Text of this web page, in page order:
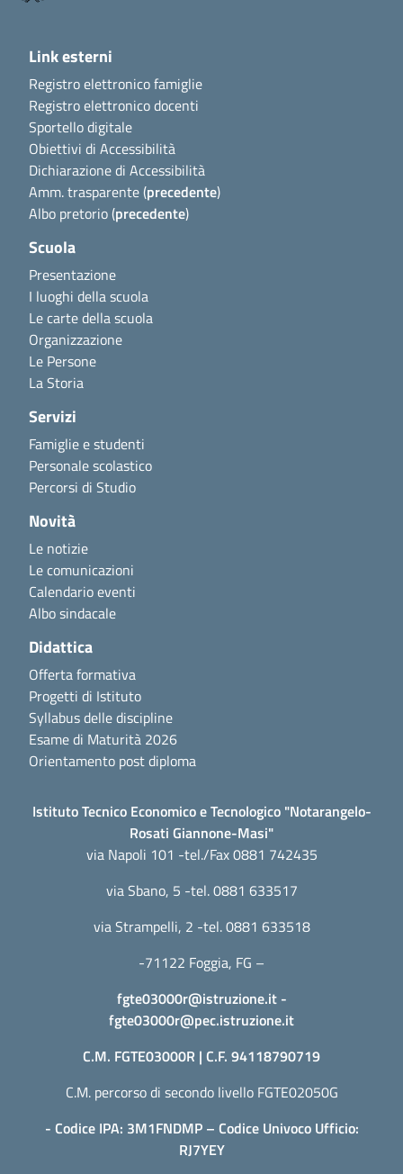
Link esterni
Registro elettronico famiglie
Registro elettronico docenti
Sportello digitale
Obiettivi di Accessibilità
Dichiarazione di Accessibilità
Amm. trasparente (precedente)
Albo pretorio (precedente)
Scuola
Presentazione
I luoghi della scuola
Le carte della scuola
Organizzazione
Le Persone
La Storia
Servizi
Famiglie e studenti
Personale scolastico
Percorsi di Studio
Novità
Le notizie
Le comunicazioni
Calendario eventi
Albo sindacale
Didattica
Offerta formativa
Progetti di Istituto
Syllabus delle discipline
Esame di Maturità 2026
Orientamento post diploma
Istituto Tecnico Economico e Tecnologico "Notarangelo-
Rosati Giannone-Masi"
via Napoli 101 -tel./Fax 0881 742435
via Sbano, 5 -tel. 0881 633517
via Strampelli, 2 -tel. 0881 633518
-71122 Foggia, FG –
fgte03000r@istruzione.it-
fgte03000r@pec.istruzione.it
C.M. FGTE03000R | C.F. 94118790719
C.M. percorso di secondo livello FGTE02050G
- Codice IPA: 3M1FNDMP – Codice Univoco Ufficio:
RJ7YEY